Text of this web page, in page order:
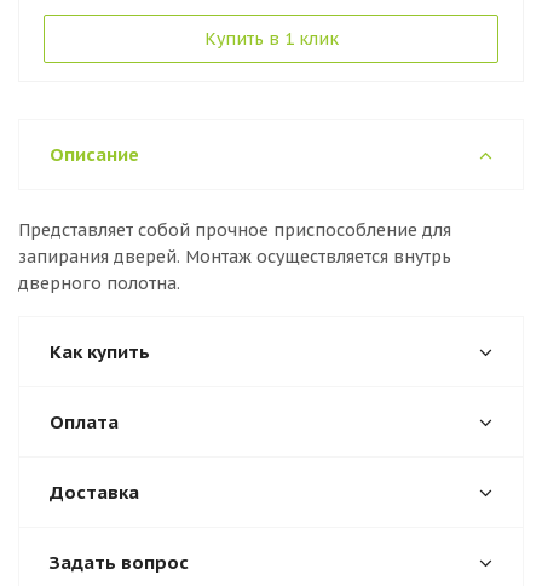
Купить в 1 клик
Описание
Представляет собой прочное приспособление для
запирания дверей. Монтаж осуществляется внутрь
дверного полотна.
Как купить
Оплата
Доставка
Задать вопрос